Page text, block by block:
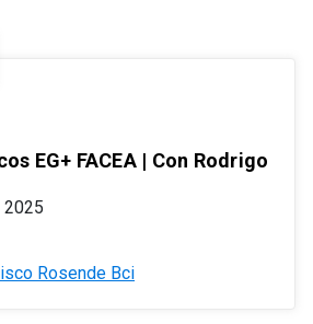
EG+ FACEA | Con Rodrigo
2025
Rosende Bci